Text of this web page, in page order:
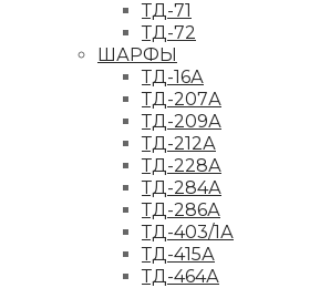
ТД-71
ТД-72
ШАРФЫ
ТД-16А
ТД-207А
ТД-209А
ТД-212А
ТД-228А
ТД-284А
ТД-286А
ТД-403/1А
ТД-415А
ТД-464А